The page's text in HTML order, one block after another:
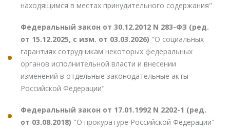
находящимся в местах принудительного содержания"
Федеральный закон от 30.12.2012 N 283-ФЗ (ред.
от 15.12.2025, с изм. от 03.03.2026) "О социальных
гарантиях сотрудникам некоторых федеральных
органов исполнительной власти и внесении
изменений в отдельные законодательные акты
Российской Федерации"
Федеральный закон от 17.01.1992 N 2202-1 (ред.
от 03.08.2018) "О прокуратуре Российской Федерации"